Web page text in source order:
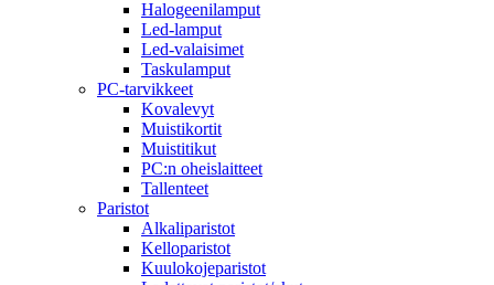
Halogeenilamput
Led-lamput
Led-valaisimet
Taskulamput
PC-tarvikkeet
Kovalevyt
Muistikortit
Muistitikut
PC:n oheislaitteet
Tallenteet
Paristot
Alkaliparistot
Kelloparistot
Kuulokojeparistot